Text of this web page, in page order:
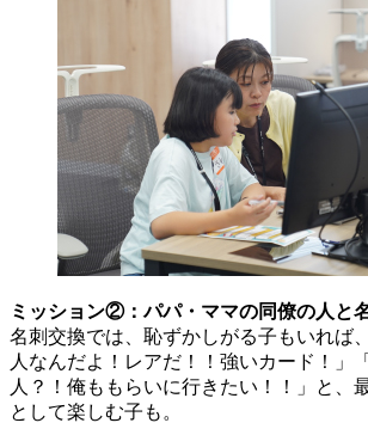
ミッション②：パパ・ママの同僚の人と
名刺交換では、恥ずかしがる子もいれば
人なんだよ！レアだ！！強いカード！」
人？！俺ももらいに行きたい！！」と、
として楽しむ子も。